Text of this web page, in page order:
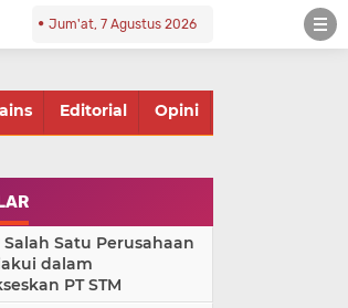
Jum'at, 7 Agustus 2026
Editorial Opini
Salah Satu Perusahaan
dalam
PT STM